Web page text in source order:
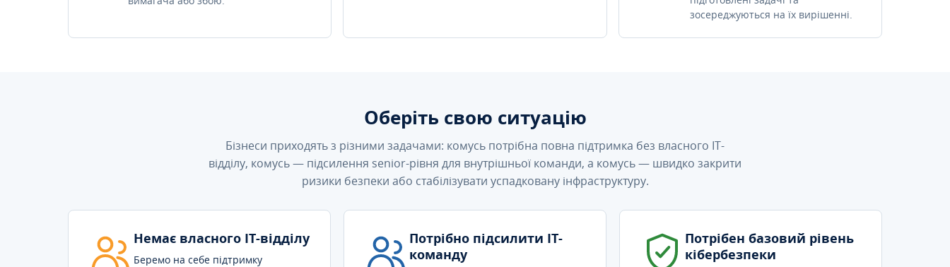
зосереджуються на їх вирішенні.
Оберіть свою ситуацію
Бізнеси приходять з різними задачами: комусь потрібна повна підтримка без власного IT-
відділу, комусь — підсилення senior-рівня для внутрішньої команди, а комусь — швидко закрити
ризики безпеки або стабілізувати успадковану інфраструктуру.
Немає власного IT-відділу
Беремо на себе підтримку
Потрібно підсилити IT-
команду
Потрібен базовий рівень
кібербезпеки